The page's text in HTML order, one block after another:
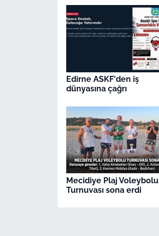
Edirne ASKF'den iş
dünyasına çağrı
Mecidiye Plaj Voleybolu
Turnuvası sona erdi